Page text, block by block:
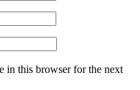
in this browser for the next